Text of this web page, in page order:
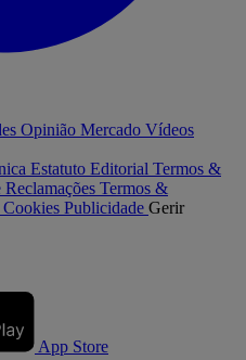
Opinião Mercado Vídeos
Estatuto Editorial Termos &
Termos &
Publicidade Gerir
App Store